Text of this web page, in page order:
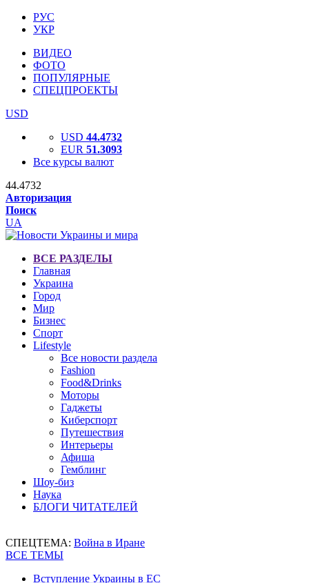
РУС
УКР
ВИДЕО
ФОТО
ПОПУЛЯРНЫЕ
СПЕЦПРОЕКТЫ
USD
USD 44.4732
EUR 51.3093
Все курсы валют
44.4732
Авторизация
Поиск
UA
ВСЕ РАЗДЕЛЫ
Главная
Украина
Город
Мир
Бизнес
Спорт
Lifestyle
Все новости раздела
Fashion
Food&Drinks
Моторы
Гаджеты
Киберспорт
Путешествия
Интерьеры
Афиша
Гемблинг
Шоу-биз
Наука
БЛОГИ ЧИТАТЕЛЕЙ
СПЕЦТЕМА: Война в Иране
ВСЕ ТЕМЫ
Вступление Украины в ЕС